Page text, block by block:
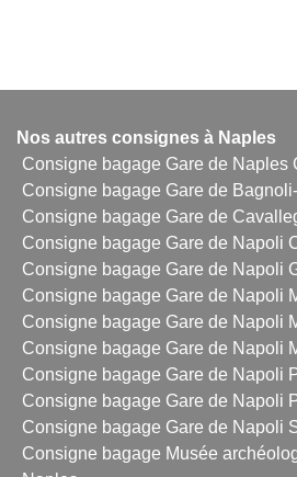
Nos autres consignes à Naples
Consigne bagage Gare de Naples
Consigne bagage Gare de
Consigne bagage Gare de
Consigne bagage Gare de Napoli
Consigne bagage Gare de Napoli
Consigne bagage Gare de Napoli
Consigne bagage Gare de Napoli
Consigne bagage Gare de Napoli
Consigne bagage Gare de Napoli
Consigne bagage Gare de Napoli
Consigne bagage Gare de Napoli
Consigne bagage Musée